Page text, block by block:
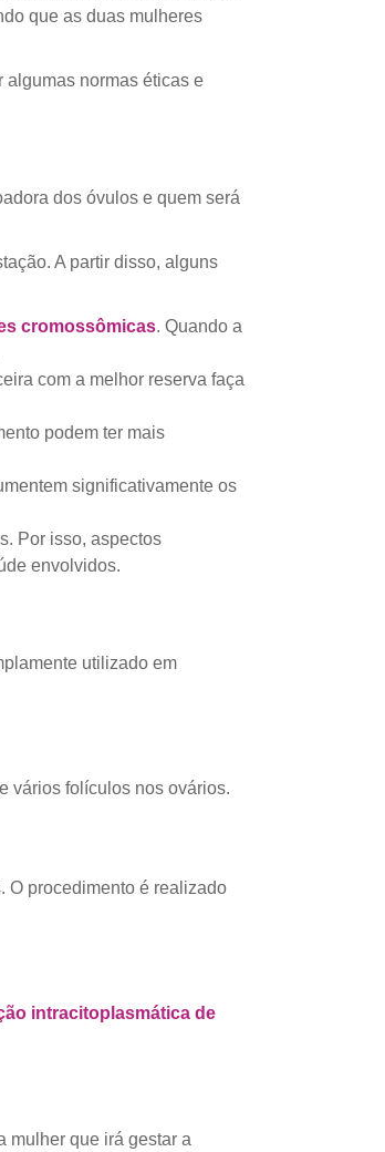
que as duas mulheres
normas éticas e
dos óvulos e quem será
A partir disso, alguns
cromossômicas. Quando a
com a melhor reserva faça
podem ter mais
significativamente os
Por isso, aspectos
envolvidos.
utilizado em
vários folículos nos ovários.
O procedimento é realizado
intracitoplasmática de
mulher que irá gestar a